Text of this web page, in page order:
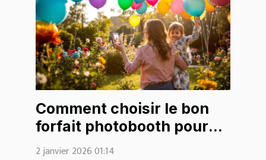
Comment choisir le bon
forfait photobooth pour
votre fête d'anniversaire ?
2 janvier 2026 01:14